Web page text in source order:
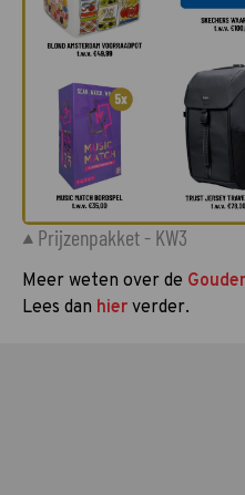
Prijzenpakket - KW3
Meer weten over de
Lees dan hier verder.